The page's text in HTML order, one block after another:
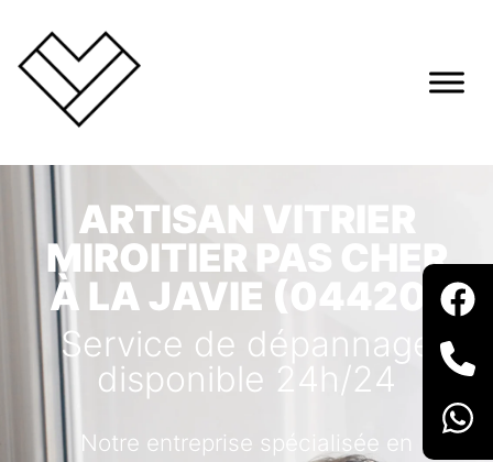
ARTISAN VITRIER
MIROITIER PAS CHER
À LA JAVIE (04420)
Service de dépannage
disponible 24h/24
Notre entreprise spécialisée en